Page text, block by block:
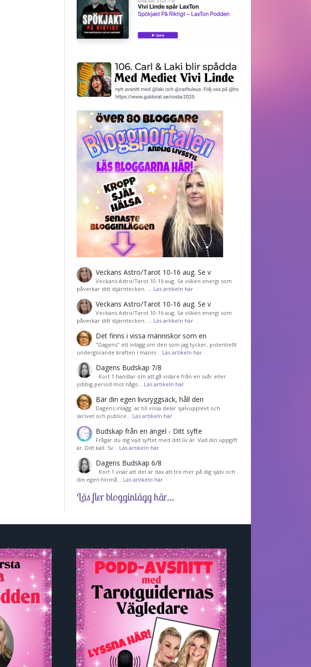
Veckans Astro/Tarot 10-16 aug. Se v
Veckans Astro/Tarot 10-16 aug. Se vilken energi som
påverkar ditt stjärntecken. … Läs artikeln här
Veckans Astro/Tarot 10-16 aug. Se v
Veckans Astro/Tarot 10-16 aug. Se vilken energi som
påverkar ditt stjärntecken. … Läs artikeln här
Det finns i vissa människor som en
"Dagens" ett inlägg om den som jag tycker, potentiellt
undergörande kraften i männi… Läs artikeln här
Dagens Budskap 7/8
Kort 1 handlar om att gå vidare från en svår eller
jobbig period mot någo… Läs artikeln här
Bär din egen livsryggsäck, håll den
Dagens inlägg är till vissa delar självupplevt och
skrivet och publice… Läs artikeln här
Budskap från en ängel - Ditt syfte
Frågar du dig vad syftet med ditt liv är. Vad din uppgift
är. Ditt kall. Sv… Läs artikeln här
Dagens Budskap 6/8
Kort 1 visar att det är dax att tro mer på dig själv och
din egen förmå… Läs artikeln här
Läs fler blogginlägg här...